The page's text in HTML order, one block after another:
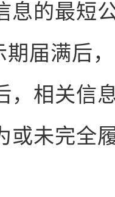
息的最短
期届满后
，相关信
或未完全